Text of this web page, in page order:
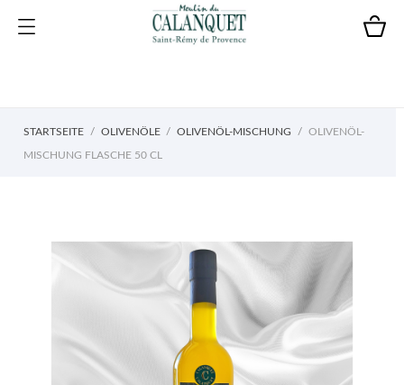
STARTSEITE OLIVENÖLE OLIVENÖL-MISCHUNG OLIVENÖL-
MISCHUNG FLASCHE 50 CL